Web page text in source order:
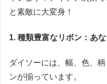
と素敵に大変身！
1. 種類豊富なリボン：あ
ダイソーには、幅、色、
ンが揃っています。